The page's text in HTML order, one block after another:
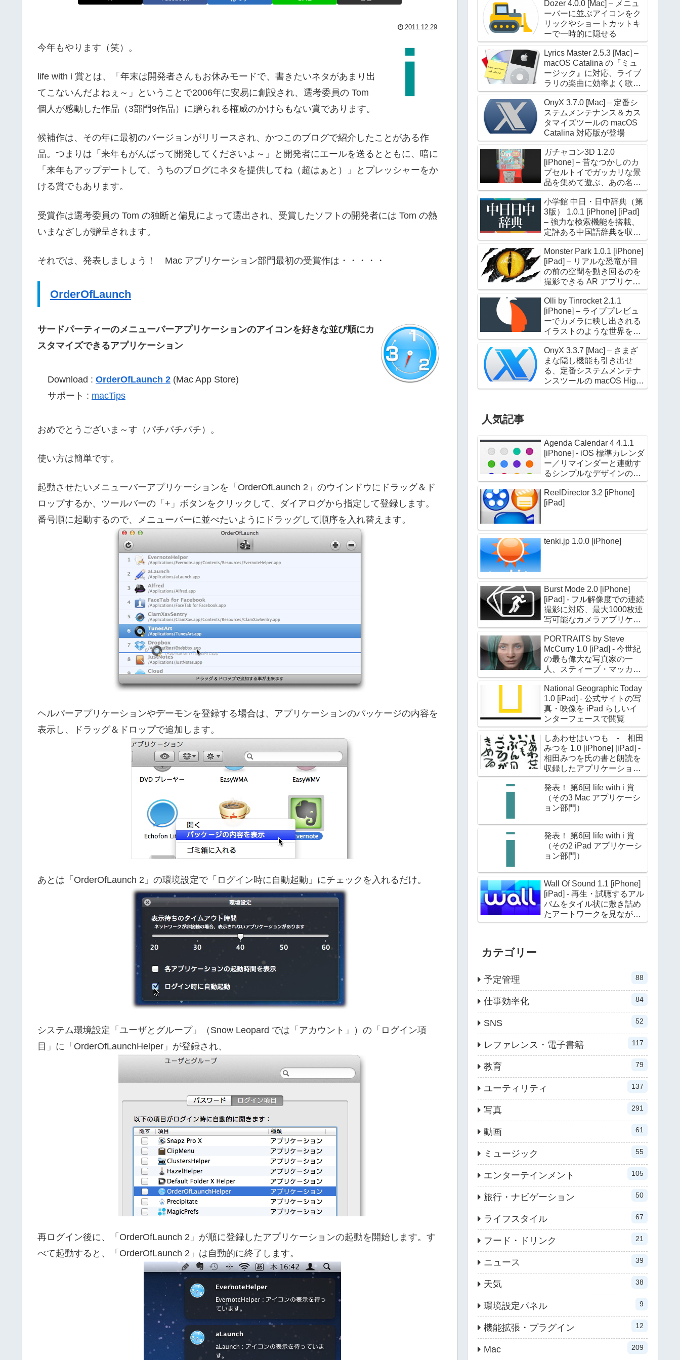
2011.12.29
今年もやります（笑）。
life with i 賞とは、「年末は開発者さんもお休みモードで、書きたいネタがあまり出
てこないんだよねぇ～」ということで2006年に安易に創設され、選考委員の Tom
個人が感動した作品（3部門9作品）に贈られる権威のかけらもない賞であります。
候補作は、その年に最初のバージョンがリリースされ、かつこのブログで紹介したことがある作
品。つまりは「来年もがんばって開発してくださいよ～」と開発者にエールを送るとともに、暗に
「来年もアップデートして、うちのブログにネタを提供してね（超はぁと）」とプレッシャーをか
ける賞でもあります。
受賞作は選考委員の Tom の独断と偏見によって選出され、受賞したソフトの開発者には Tom の熱
いまなざしが贈呈されます。
それでは、発表しましょう！ Mac アプリケーション部門最初の受賞作は・・・・・
OrderOfLaunch
サードパーティーのメニューバーアプリケーションのアイコンを好きな並び順にカ
スタマイズできるアプリケーション
Download : OrderOfLaunch 2 (Mac App Store)
サポート : macTips
おめでとうございま～す（パチパチパチ）。
使い方は簡単です。
起動させたいメニューバーアプリケーションを「OrderOfLaunch 2」のウインドウにドラッグ＆ド
ロップするか、ツールバーの「+」ボタンをクリックして、ダイアログから指定して登録します。
番号順に起動するので、メニューバーに並べたいようにドラッグして順序を入れ替えます。
ヘルパーアプリケーションやデーモンを登録する場合は、アプリケーションのパッケージの内容を
表示し、ドラッグ＆ドロップで追加します。
あとは「OrderOfLaunch 2」の環境設定で「ログイン時に自動起動」にチェックを入れるだけ。
システム環境設定「ユーザとグループ」（Snow Leopard では「アカウント」）の「ログイン項
目」に「OrderOfLaunchHelper」が登録され、
再ログイン後に、「OrderOfLaunch 2」が順に登録したアプリケーションの起動を開始します。す
べて起動すると、「OrderOfLaunch 2」は自動的に終了します。
Dozer 4.0.0 [Mac] – メニュ
ーバーに並ぶアイコンをク
リックやショートカットキ
ーで一時的に隠せる
Lyrics Master 2.5.3 [Mac] –
macOS Catalina の『ミュ
ージック』に対応、ライブ
ラリの楽曲に効率よく歌詞
を設定できる
OnyX 3.7.0 [Mac] – 定番シ
ステムメンテナンス＆カス
タマイズツールの macOS
Catalina 対応版が登場
ガチャコン3D 1.2.0
[iPhone] – 昔なつかしのカ
プセルトイでガッカリな景
品を集めて遊ぶ、あの名作
が進化して帰ってきた
小学館 中日・日中辞典（第
3版） 1.0.1 [iPhone] [iPad]
– 強力な検索機能を搭載、
定評ある中国語辞典を収録
した電子辞典アプリケーシ
ョン
Monster Park 1.0.1 [iPhone]
[iPad] – リアルな恐竜が目
の前の空間を動き回るのを
撮影できる AR アプリケー
ション
Olli by Tinrocket 2.1.1
[iPhone] – ライブプレビュ
ーでカメラに映し出される
イラストのような世界を撮
影できるアプリケーション
OnyX 3.3.7 [Mac] – さまざ
まな隠し機能も引き出せ
る、定番システムメンテナ
ンスツールの macOS High
Sierra 対応版
人気記事
Agenda Calendar 4 4.1.1
[iPhone] - iOS 標準カレンダ
ー／リマインダーと連動す
るシンプルなデザインのカ
レンダーアプリケーション
ReelDirector 3.2 [iPhone]
[iPad]
tenki.jp 1.0.0 [iPhone]
Burst Mode 2.0 [iPhone]
[iPad] - フル解像度での連続
撮影に対応、最大1000枚連
写可能なカメラアプリケー
ション
PORTRAITS by Steve
McCurry 1.0 [iPad] - 今世紀
の最も偉大な写真家の一
人、スティーブ・マッカリ
ー氏のポートレイト作品約
180点を収録
National Geographic Today
1.0 [iPad] - 公式サイトの写
真・映像を iPad らしいイ
ンターフェースで閲覧
しあわせはいつも - 相田
みつを 1.0 [iPhone] [iPad] -
相田みつを氏の書と朗読を
収録したアプリケーション
第二弾
発表！ 第6回 life with i 賞
（その3 Mac アプリケーシ
ョン部門）
発表！ 第6回 life with i 賞
（その2 iPad アプリケーシ
ョン部門）
Wall Of Sound 1.1 [iPhone]
[iPad] - 再生・試聴するアル
バムをタイル状に敷き詰め
たアートワークを見ながら
選べる
カテゴリー
予定管理 88
仕事効率化 84
SNS 52
レファレンス・電子書籍 117
教育 79
ユーティリティ 137
写真 291
動画 61
ミュージック 55
エンターテインメント 105
旅行・ナビゲーション 50
ライフスタイル 67
フード・ドリンク 21
ニュース 39
天気 38
環境設定パネル 9
機能拡張・プラグイン 12
Mac 209